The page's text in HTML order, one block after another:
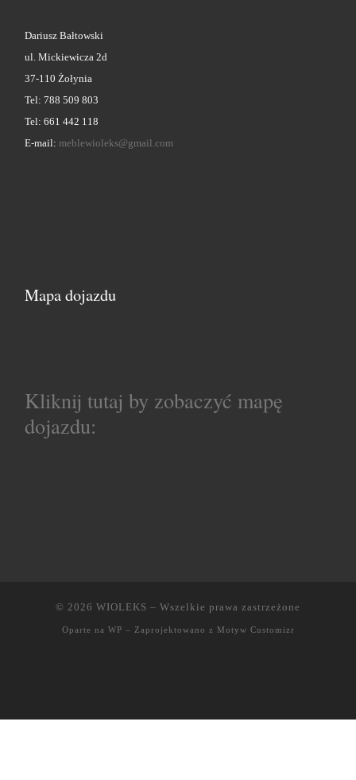
Dariusz Bałtowski
ul. Mickiewicza 2d
37-110 Żołynia
Tel: 788 509 803
Tel: 661 442 118
E-mail: meblewioleks@gmail.com
Mapa dojazdu
Kliknij tutaj by zobaczyć mapę
dojazdu:
© 2026 WIOLEKS – Wszelkie prawa zastrzeżone
Oparte na WP – Zaprojektowano z Motyw Customizr